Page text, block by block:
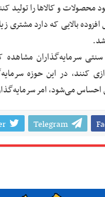
محصولات و کالاها را
بالایی که دارد مشتری
سرمایه‌گذاران مشاهده
کنند، در این حوزه
احساس می‌شود، امر
Telegram